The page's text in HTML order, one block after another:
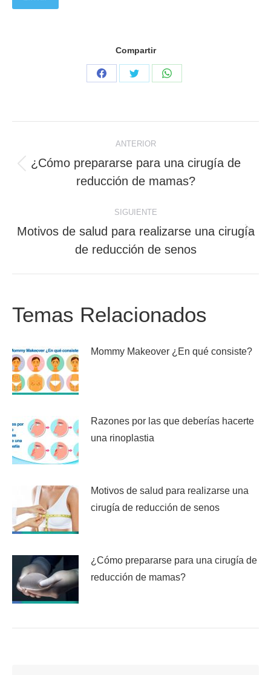
Compartir
Share
Share
Share
entre
publicaciones
ANTERIOR
Publicación
anterior:
¿Cómo prepararse para una cirugía de
reducción de mamas?
SIGUIENTE
siguiente:
Motivos de salud para realizarse una cirugía
de reducción de senos
Temas Relacionados
Mommy Makeover ¿En qué consiste?
Razones por las que deberías hacerte
una rinoplastia
Motivos de salud para realizarse una
cirugía de reducción de senos
¿Cómo prepararse para una cirugía de
reducción de mamas?